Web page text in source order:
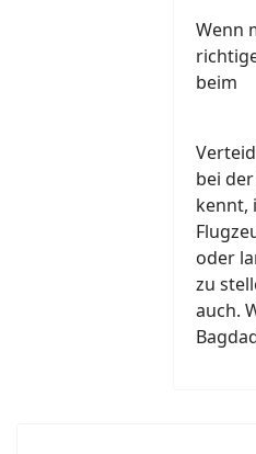
Wenn
beim
bei
kennt,
oder
zu
auch.